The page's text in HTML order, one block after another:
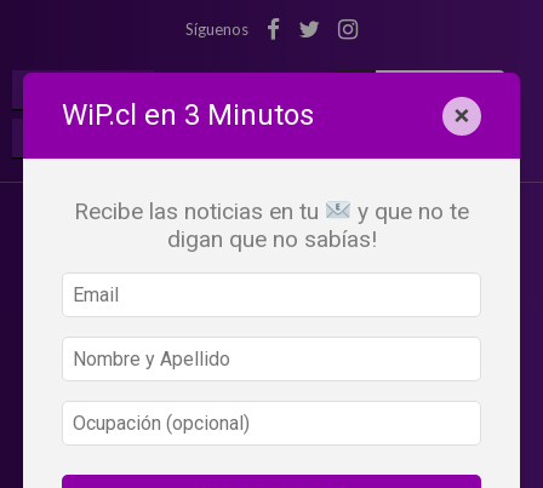
Síguenos
WiP.cl en 3 Minutos ×
Recibe las noticias en tu
y que no te
digan que no sabías!